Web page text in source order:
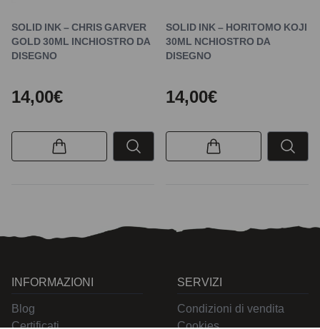
SOLID INK – CHRIS GARVER
GOLD 30ML INCHIOSTRO DA
DISEGNO
14,00€
SOLID INK – HORITOMO KOJI
30ML NCHIOSTRO DA
DISEGNO
14,00€
INFORMAZIONI
Blog
Certificati
SERVIZI
Condizioni di vendita
Cookies